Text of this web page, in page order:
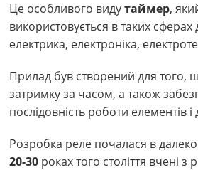
Це особливого видутаймер,
використовується в таких сферах
електрика, електроніка,
Прилад був створений для того,
затримку за часом, а також
послідовність роботи елементів і
Розробка реле почалася в
20-30 роках того століття вчені з